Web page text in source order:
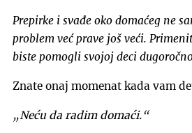
Prepirke i svađe oko domaćeg ne
problem već prave još veći.
biste pomogli svojoj deci
Znate onaj momenat kada vam
„Neću da radim domaći.“